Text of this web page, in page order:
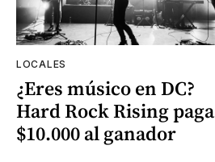
LOCALES
¿Eres músico en DC?
Hard Rock Rising paga
$10.000 al ganador